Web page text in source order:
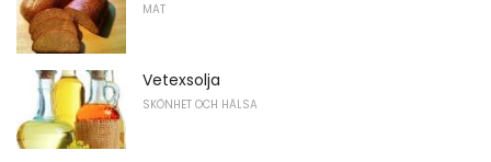
MAT
Vetexsolja
SKÖNHET OCH HÄLSA